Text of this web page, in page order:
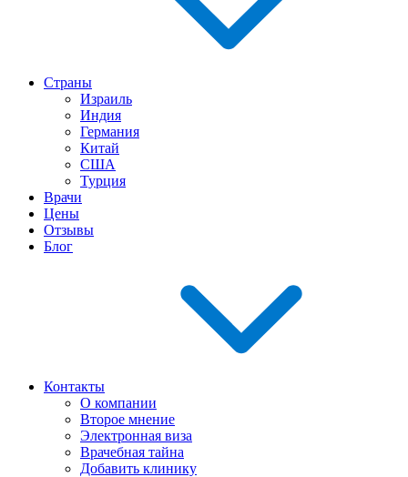
Страны
Израиль
Индия
Германия
Китай
США
Турция
Врачи
Цены
Отзывы
Блог
Контакты
О компании
Второе мнение
Электронная виза
Врачебная тайна
Добавить клинику